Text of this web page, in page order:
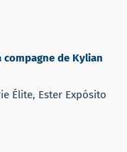
compagne de Kylian
Élite, Ester Expósito